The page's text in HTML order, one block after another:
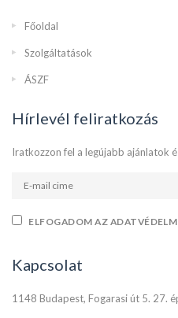
Főoldal
Szolgáltatások
ÁSZF
Hírlevél feliratkozás
Iratkozzon fel a legújabb ajánlatok
ELFOGADOM AZ
Kapcsolat
1148 Budapest, Fogarasi út 5. 27.